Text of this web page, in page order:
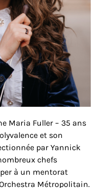
Maria Fuller – 35 ans
et son
par Yannick
chefs
à un mentorat
Métropolitain.